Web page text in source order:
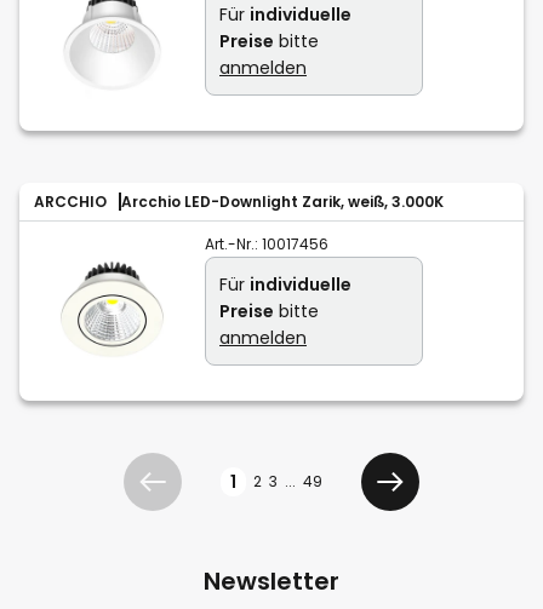
Für individuelle
Preise bitte
anmelden
ARCCHIO Arcchio LED-Downlight Zarik, weiß, 3.000K
Art.-Nr.: 10017456
Für individuelle
Preise bitte
anmelden
Zurück 1 2 3 ... 49
Weiter
Newsletter